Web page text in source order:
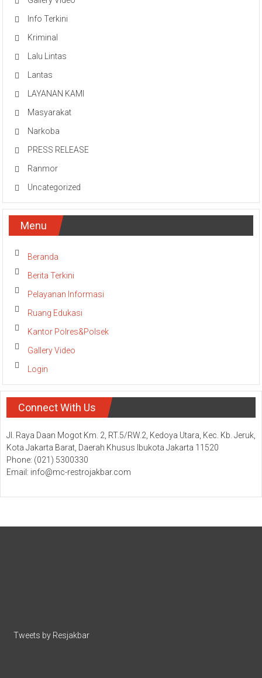
Info Terkini
Kriminal
Lalu Lintas
Lantas
LAYANAN KAMI
Masyarakat
Narkoba
PRESS RELEASE
Ranmor
Uncategorized
Menu
Beranda
Berita Terkini
Pelayanan Informasi
Ruang Edukasi
Kantor Polres&Polsek
Gallery Video
Login
Connect With Us
Jl. Raya Daan Mogot Km. 2, RT.5/RW.2, Kedoya Utara, Kec. Kb. Jeruk,
Kota Jakarta Barat, Daerah Khusus Ibukota Jakarta 11520
Phone: (021) 5300330
Email: info@mc-restrojakbar.com
Tweets by Resjakbar